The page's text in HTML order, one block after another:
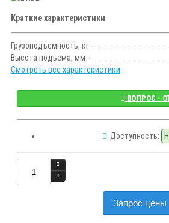
Краткие характеристики
Грузоподъемность, кг -
Высота подъема, мм -
Смотреть все характеристики
ВОПРОС -
Доступность:
Запрос цены